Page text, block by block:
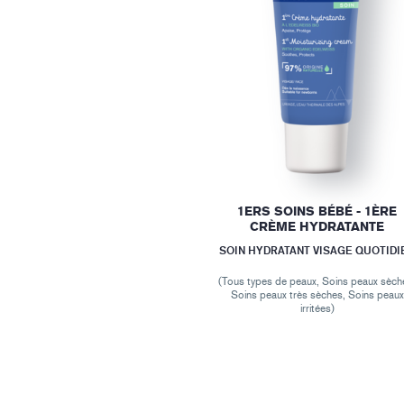
1ERS SOINS BÉBÉ - 1ÈRE
CRÈME HYDRATANTE
SOIN HYDRATANT VISAGE
(Tous types de peaux, Soins peaux
Soins peaux très sèches, Soins peaux
irritées)